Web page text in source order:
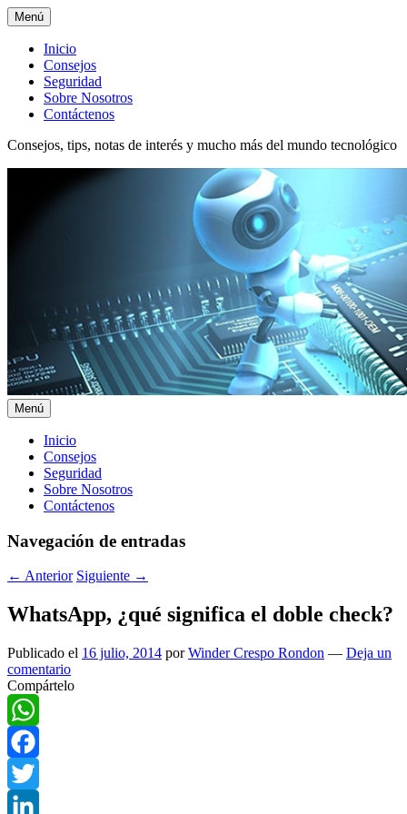
Menú
Menú
superior
Inicio
Consejos
Seguridad
Sobre Nosotros
Contáctenos
Consejos, tips, notas de interés y mucho más del mundo tecnológico
Menú
Menú
principal
Inicio
Consejos
Seguridad
Sobre Nosotros
Contáctenos
Navegación de entradas
← Anterior Siguiente →
WhatsApp, ¿qué significa el doble check?
Publicado el 16 julio, 2014 porWinder Crespo Rondon — Deja un
comentario
Compártelo
WhatsApp
Facebook
Twitter